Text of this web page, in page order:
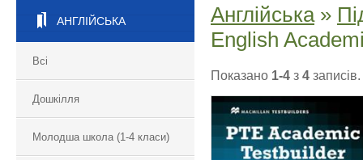
АНГЛІЙСЬКА
Всі
Дошкілля
Молодша школа (1-4 класи)
Англійська»
English
Показано 1-4 з 4 записів.